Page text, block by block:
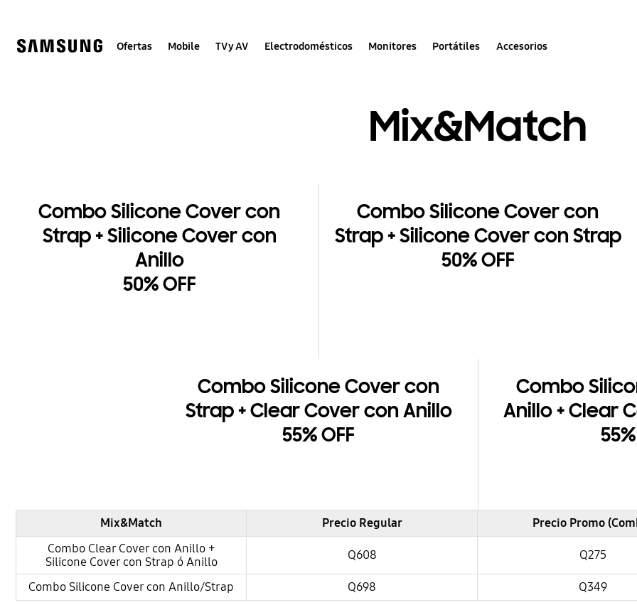
Ofertas Mobile TV y AV Electrodomésticos Monitores Portátiles Accesorios
Galaxy Z
Válido desde nov. 25. 2021 ~
Mix&Match
Combo Silicone Cover con
Strap + Silicone Cover con
Anillo
50% OFF
Combo Silicone Cover con
Strap + Silicone Cover con Strap
50% OFF
Combo Silicone Cover con
Strap + Clear Cover con Anillo
55% OFF
Combo
Anillo + Clear
Mix&Match Precio Regular Precio Promo
Combo Clear Cover con Anillo +
Silicone Cover con Strap ó Anillo
Q608 Q275
Combo Silicone Cover con Anillo/Strap Q698 Q349